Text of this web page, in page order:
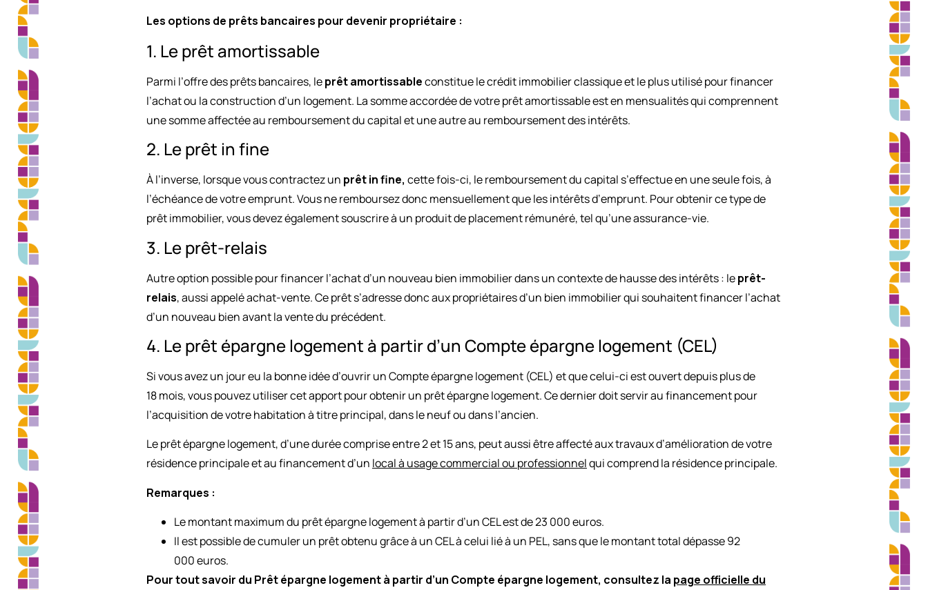
Les options de prêts bancaires pour devenir propriétaire :
1. Le prêt amortissable
Parmi l’offre des prêts bancaires, leprêt amortissableconstitue le crédit immobilier classique et le plus utilisé pour financer
l’achat ou la construction d’un logement. La somme accordée de votre prêt amortissable est en mensualités qui comprennent
une somme affectée au remboursement du capital et une autre au remboursement des intérêts.
2. Le prêt in fine
À l’inverse, lorsque vous contractez un prêt in fine, cette fois-ci, le remboursement du capital s’effectue en une seule fois, à
l’échéance de votre emprunt. Vous ne remboursez donc mensuellement que les intérêts d’emprunt. Pour obtenir ce type de
prêt immobilier, vous devez également souscrire à un produit de placement rémunéré, tel qu’une assurance-vie.
3. Le prêt-relais
Autre option possible pour financer l’achat d’un nouveau bien immobilier dans un contexte de hausse des intérêts : leprêt-
relais, aussi appelé achat-vente. Ce prêt s’adresse donc aux propriétaires d’un bien immobilier qui souhaitent financer l’achat
d’un nouveau bien avant la vente du précédent.
4. Le prêt épargne logement à partir d’un Compte épargne logement (CEL)
Si vous avez un jour eu la bonne idée d’ouvrir un Compte épargne logement (CEL) et que celui-ci est ouvert depuis plus de
18 mois, vous pouvez utiliser cet apport pour obtenir un prêt épargne logement. Ce dernier doit servir au financement pour
l’acquisition de votre habitation à titre principal, dans le neuf ou dans l’ancien.
Le prêt épargne logement, d’une durée comprise entre 2 et 15 ans, peut aussi être affecté aux travaux d’amélioration de votre
résidence principale et au financement d’un local à usage commercial ou professionnelqui comprend la résidence principale.
Remarques :
Le montant maximum du prêt épargne logement à partir d’un CEL est de 23 000 euros.
Il est possible de cumuler un prêt obtenu grâce à un CEL à celui lié à un PEL, sans que le montant total dépasse 92
000 euros.
Pour tout savoir du Prêt épargne logement à partir d’un Compte épargne logement, consultez la page officielle du